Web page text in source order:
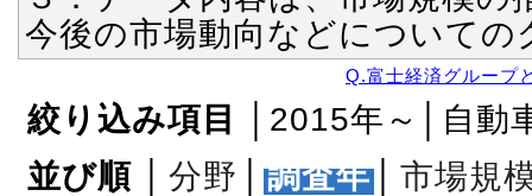
今後の市場動向などについて
Q.富士経済グループ
絞り込み項目
│2015年～│自動
並び順
分野 調査年
市場規